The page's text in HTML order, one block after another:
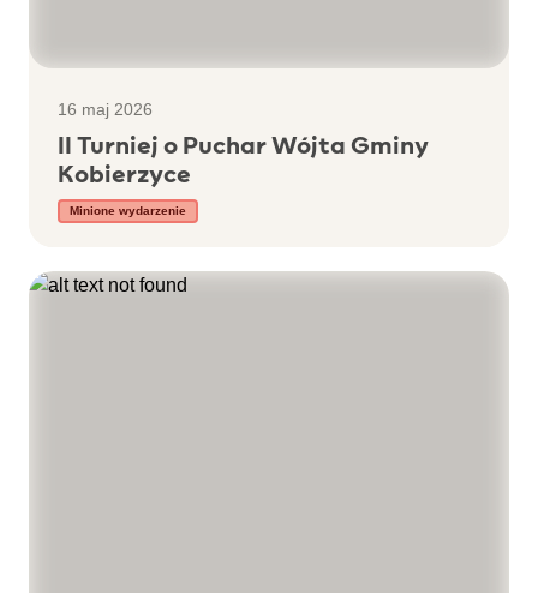
16 maj 2026
II Turniej o Puchar Wójta Gminy
Kobierzyce
Minione wydarzenie